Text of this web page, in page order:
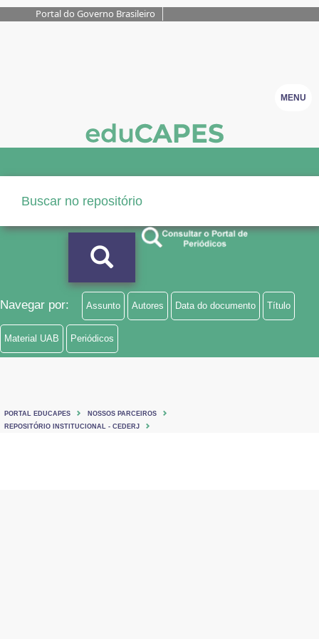
Portal do Governo Brasileiro
MENU
Navegar por: Assunto Autores Data do documento Título
Material UAB Periódicos
PORTAL EDUCAPES
NOSSOS PARCEIROS
REPOSITÓRIO INSTITUCIONAL - CEDERJ